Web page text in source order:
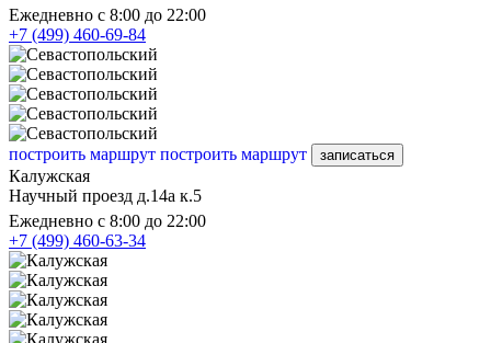
Ежедневно с 8:00 до 22:00
+7 (499) 460-69-84
построить маршрут построить маршрут записаться
Калужская
Научный проезд д.14а к.5
Ежедневно с 8:00 до 22:00
+7 (499) 460-63-34